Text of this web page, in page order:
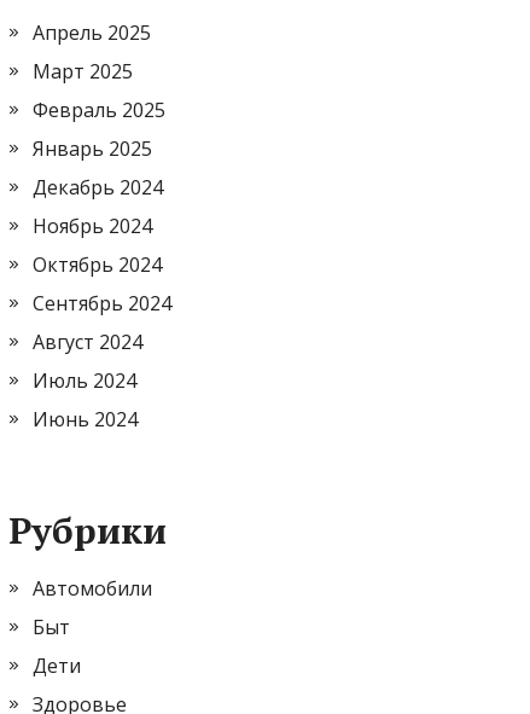
Апрель 2025
Март 2025
Февраль 2025
Январь 2025
Декабрь 2024
Ноябрь 2024
Октябрь 2024
Сентябрь 2024
Август 2024
Июль 2024
Июнь 2024
Рубрики
Автомобили
Быт
Дети
Здоровье